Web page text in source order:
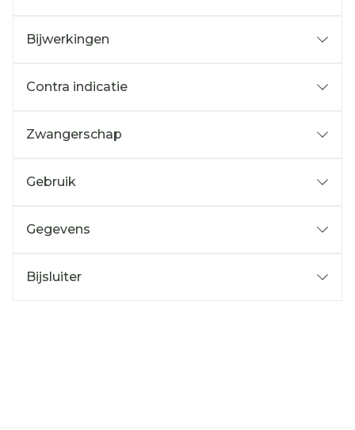
Bijwerkingen
Contra indicatie
Zwangerschap
Gebruik
Gegevens
Bijsluiter